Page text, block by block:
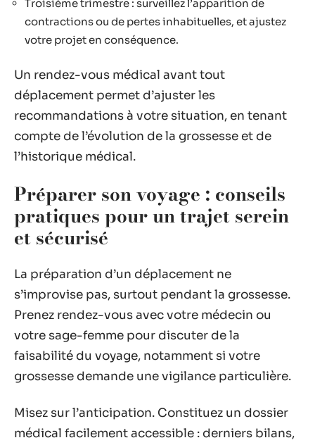
Troisième trimestre : surveillez l’apparition de
contractions ou de pertes inhabituelles, et ajustez
votre projet en conséquence.
Un rendez-vous médical avant tout
déplacement permet d’ajuster les
recommandations à votre situation, en tenant
compte de l’évolution de la grossesse et de
l’historique médical.
Préparer son voyage : conseils
pratiques pour un trajet serein
et sécurisé
La préparation d’un déplacement ne
s’improvise pas, surtout pendant la grossesse.
Prenez rendez-vous avec votre médecin ou
votre sage-femme pour discuter de la
faisabilité du voyage, notamment si votre
grossesse demande une vigilance particulière.
Misez sur l’anticipation. Constituez un dossier
médical facilement accessible : derniers bilans,